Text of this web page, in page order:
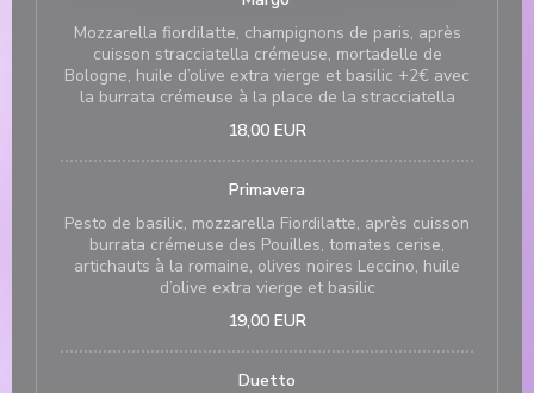
Mozzarella fiordilatte, champignons de paris, après
cuisson stracciatella crémeuse, mortadelle de
Bologne, huile d’olive extra vierge et basilic +2€ avec
la burrata crémeuse à la place de la stracciatella
18,00 EUR
Primavera
Pesto de basilic, mozzarella Fiordilatte, après cuisson
burrata crémeuse des Pouilles, tomates cerise,
artichauts à la romaine, olives noires Leccino, huile
d’olive extra vierge et basilic
19,00 EUR
Duetto